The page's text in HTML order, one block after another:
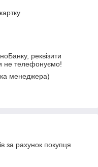
реквізити
не телефонуємо!
менеджера)
за рахунок покупця